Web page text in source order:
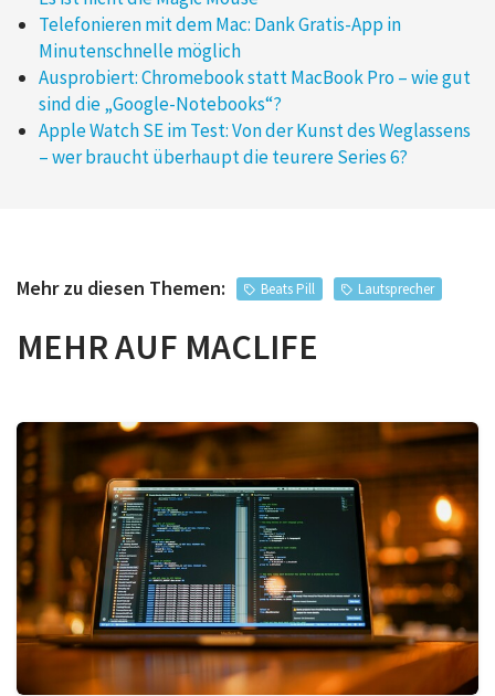
Telefonieren mit dem Mac: Dank Gratis-App in
Minutenschnelle möglich
Ausprobiert: Chromebook statt MacBook Pro – wie gut
sind die „Google-Notebooks“?
Apple Watch SE im Test: Von der Kunst des Weglassens
– wer braucht überhaupt die teurere Series 6?
Mehr zu diesen Themen: Beats Pill Lautsprecher
MEHR AUF MACLIFE